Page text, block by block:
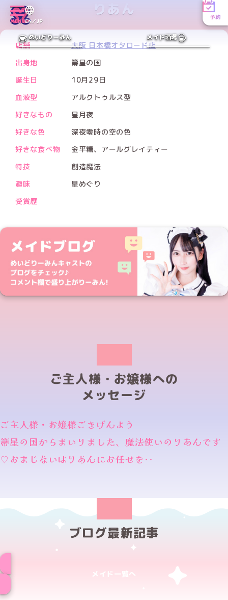
MENUEN／JP
予約
めいどりーみん メイド酒場
りあん
PREV
NEXT
店舗
大阪 日本橋オタロード店
出身地
箒星の国
誕生日
10月29日
血液型
アルクトゥルス型
好きなもの
星月夜
好きな色
深夜零時の空の色
好きな食べ物
金平糖、アールグレイティー
特技
創造魔法
趣味
星めぐり
受賞歴
ご主人様・お嬢様への
メッセージ
ご主人様・お嬢様ごきげんよう
箒星の国からまいりました、魔法使いのりあんです
♡おまじないはりあんにお任せを‥
ブログ最新記事
メイド一覧へ